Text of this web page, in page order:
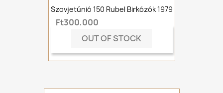
Szovjetúnió 150 Rubel Birkózók 1979
Ft300,000
OUT OF STOCK